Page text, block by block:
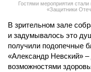
Гостями мероприятия
«Защитники
В зрительном зале
и задумывалось это
получили подопечные
«Александр Невский»
возможностями